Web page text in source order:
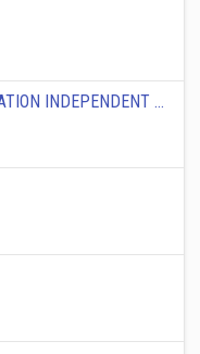
ELECTRIC PRODUCTS CERTIFICATION INDEPENDENT BODY -OICPE SRL